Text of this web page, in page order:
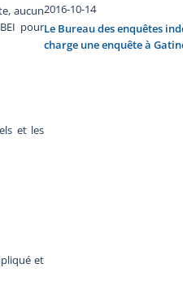
aucun
pour
et les
et
2016-10-14
Le Bureau des enquêtes
charge une enquête à